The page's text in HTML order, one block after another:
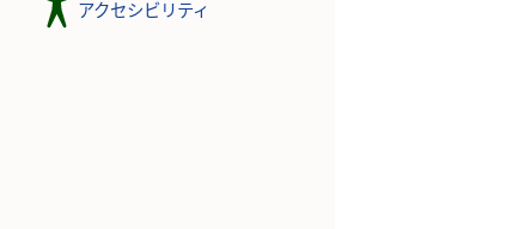
アクセシビリティ